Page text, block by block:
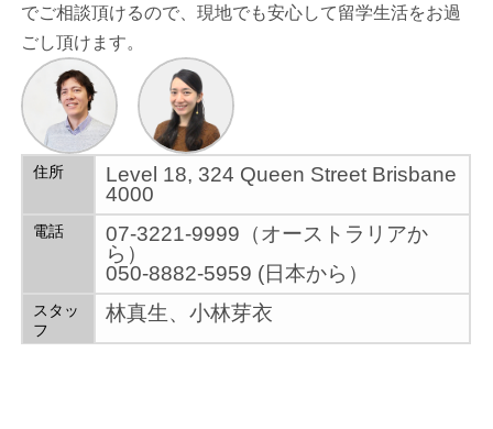
でご相談頂けるので、現地でも安心して留学生活をお過
ごし頂けます。
住所
Level 18, 324 Queen Street Brisbane
4000
電話
07-3221-9999（オーストラリアか
ら）
050-8882-5959 (日本から）
スタッ
フ
林真生、小林芽衣